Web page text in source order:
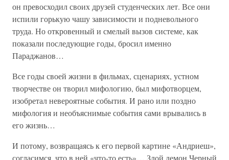
он превосходил своих друзей студенческих лет. Все они
испили горькую чашу зависимости и подневольного
труда. Но откровенный и смелый вызов системе, как
показали последующие годы, бросил именно
Параджанов…
Все годы своей жизни в фильмах, сценариях, устном
творчестве он творил мифологию, был мифотворцем,
изобретал невероятные события. И рано или поздно
мифология и необъяснимые события сами врывались в
его жизнь…
И потому, возвращаясь к его первой картине «Андриеш»,
согласимся, что в ней «что-то есть»… Злой демон Черный